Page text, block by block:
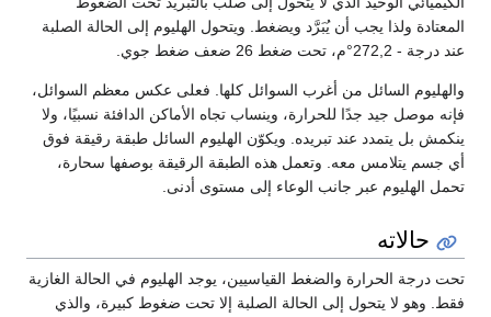
المعتادة ولذا يجب أن يُبَرَّد ويضغط. ويتحول الهليوم إلى الحالة الصلبة
عند درجة - 272,2°م، تحت ضغط 26 ضعف ضغط جوي.
والهليوم السائل من أغرب السوائل كلها. فعلى عكس معظم السوائل،
فإنه موصل جيد جدًا للحرارة، وينساب تجاه الأماكن الدافئة نسبيًا، ولا
ينكمش بل يتمدد عند تبريده. ويكوّن الهليوم السائل طبقة رقيقة فوق
أي جسم يتلامس معه. وتعمل هذه الطبقة الرقيقة بوصفها سحارة،
تحمل الهليوم عبر جانب الوعاء إلى مستوى أدنى.
حالاته
تحت درجة الحرارة والضغط القياسيين، يوجد الهليوم في الحالة الغازية
فقط. وهو لا يتحول إلى الحالة الصلبة إلا تحت ضغوط كبيرة، والذي